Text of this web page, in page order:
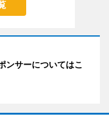
ンサーについてはこ